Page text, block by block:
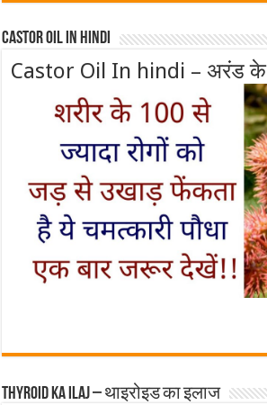
Castor Oil In Hindi
Castor Oil In hindi – अरंड के
Thyroid ka ilaj – थाइरोइड का इलाज